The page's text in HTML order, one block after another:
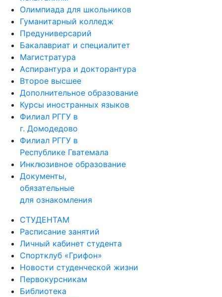
Олимпиада для школьников
Гуманитарный колледж
Предуниверсарий
Бакалавриат и специалитет
Магистратура
Аспирантура и докторантура
Второе высшее
Дополнительное образование
Курсы иностранных языков
Филиал РГГУ в
г. Домодедово
Филиал РГГУ в
Республике Гватемала
Инклюзивное образование
Документы,
обязательные
для ознакомления
СТУДЕНТАМ
Расписание занятий
Личный кабинет студента
Спортклуб «Грифон»
Новости студенческой жизни
Первокурсникам
Библиотека